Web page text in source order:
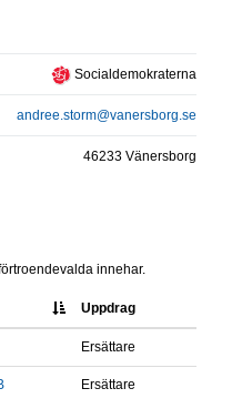
Socialdemokraterna
andree.storm@vanersborg.se
46233 Vänersborg
innehar.
Uppdrag
Ersättare
Ersättare